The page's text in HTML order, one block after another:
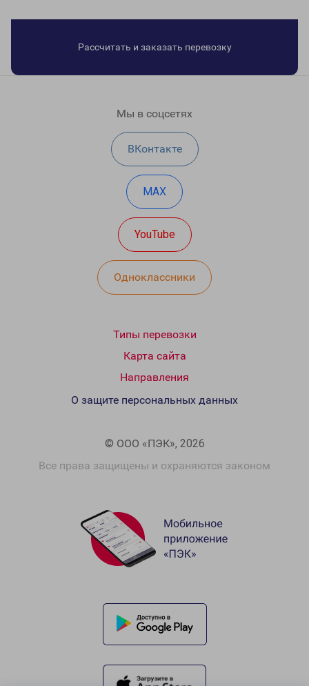
Рассчитать и заказать перевозку
Мы в соцсетях
ВКонтакте
MAX
YouTube
Одноклассники
Типы перевозки
Карта сайта
Направления
© ООО «ПЭК», 2026
Все права защищены и охраняются законом
О защите персональных данных